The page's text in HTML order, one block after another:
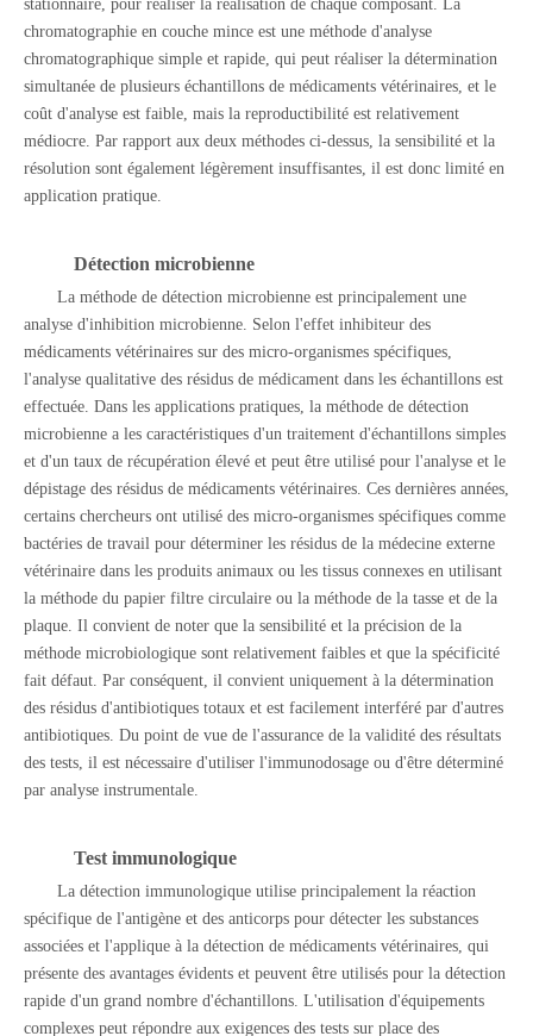
stationnaire, pour réaliser la réalisation de chaque composant. La
chromatographie en couche mince est une méthode d'analyse
chromatographique simple et rapide, qui peut réaliser la détermination
simultanée de plusieurs échantillons de médicaments vétérinaires, et le
coût d'analyse est faible, mais la reproductibilité est relativement
médiocre. Par rapport aux deux méthodes ci-dessus, la sensibilité et la
résolution sont également légèrement insuffisantes, il est donc limité en
application pratique.
Détection microbienne
La méthode de détection microbienne est principalement une
analyse d'inhibition microbienne. Selon l'effet inhibiteur des
médicaments vétérinaires sur des micro-organismes spécifiques,
l'analyse qualitative des résidus de médicament dans les échantillons est
effectuée. Dans les applications pratiques, la méthode de détection
microbienne a les caractéristiques d'un traitement d'échantillons simples
et d'un taux de récupération élevé et peut être utilisé pour l'analyse et le
dépistage des résidus de médicaments vétérinaires. Ces dernières années,
certains chercheurs ont utilisé des micro-organismes spécifiques comme
bactéries de travail pour déterminer les résidus de la médecine externe
vétérinaire dans les produits animaux ou les tissus connexes en utilisant
la méthode du papier filtre circulaire ou la méthode de la tasse et de la
plaque. Il convient de noter que la sensibilité et la précision de la
méthode microbiologique sont relativement faibles et que la spécificité
fait défaut. Par conséquent, il convient uniquement à la détermination
des résidus d'antibiotiques totaux et est facilement interféré par d'autres
antibiotiques. Du point de vue de l'assurance de la validité des résultats
des tests, il est nécessaire d'utiliser l'immunodosage ou d'être déterminé
par analyse instrumentale.
Test immunologique
La détection immunologique utilise principalement la réaction
spécifique de l'antigène et des anticorps pour détecter les substances
associées et l'applique à la détection de médicaments vétérinaires, qui
présente des avantages évidents et peuvent être utilisés pour la détection
rapide d'un grand nombre d'échantillons. L'utilisation d'équipements
complexes peut répondre aux exigences des tests sur place des